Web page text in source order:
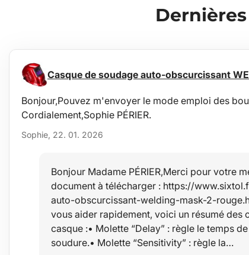
Casque de soudage auto-obscurcissant
Bonjour,Pouvez m'envoyer le mode emploi des
Cordialement,Sophie PÉRIER.
Sophie, 22. 01. 2026
Bonjour Madame PÉRIER,Merci pour votre
document à télécharger : https://
auto-obscurcissant-welding-mask-2-
vous aider rapidement, voici un résumé des
casque :• Molette “Delay” : règle le temps
soudure.• Molette “Sensitivity” : règle la…